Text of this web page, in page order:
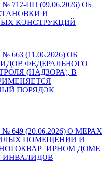
№ 712-ПП (09.06.2026) ОБ
И
КОНСТРУКЦИЙ
№ 663 (11.06.2026) ОБ
ФЕДЕРАЛЬНОГО
(НАДЗОРА), В
ПОРЯДОК
№ 649 (20.06.2026) О МЕРАХ
ПОМЕЩЕНИЙ И
ДОМЕ
ИНВАЛИДОВ